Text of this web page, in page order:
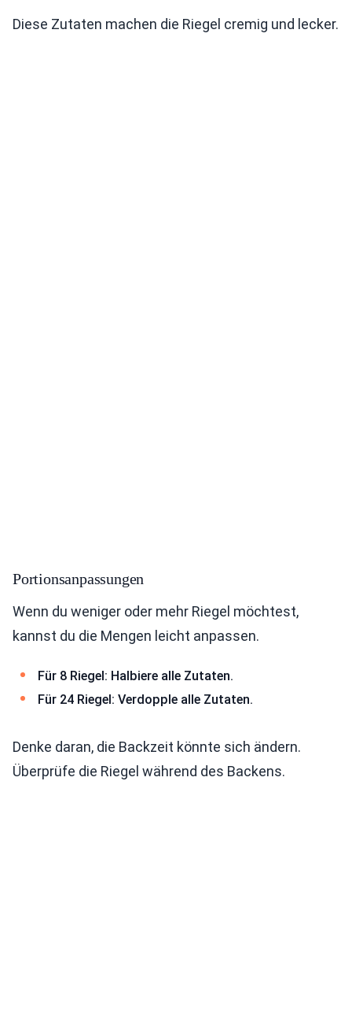
Diese Zutaten machen die Riegel cremig und lecker.
Portionsanpassungen
Wenn du weniger oder mehr Riegel möchtest,
kannst du die Mengen leicht anpassen.
Für 8 Riegel: Halbiere alle Zutaten.
Für 24 Riegel: Verdopple alle Zutaten.
Denke daran, die Backzeit könnte sich ändern.
Überprüfe die Riegel während des Backens.